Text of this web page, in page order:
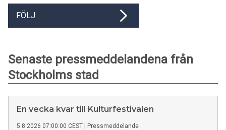
FÖLJ
Senaste pressmeddelandena från
Stockholms stad
En vecka kvar till Kulturfestivalen
5.8.2026 07:00:00 CEST Pressmeddelande